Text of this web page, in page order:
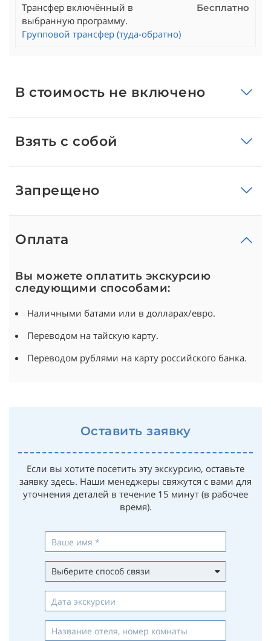
Трансфер включённый в
выбранную программу.
Групповой трансфер (туда-обратно)
Бесплатно
В стоимость не включено
Взять с собой
Запрещено
Оплата
Вы можете оплатить экскурсию
следующими способами:
Наличными батами или в долларах/евро.
Переводом на тайскую карту.
Переводом рублями на карту российского банка.
Оставить заявку
Если вы хотите посетить эту экскурсию, оставьте
заявку здесь. Наши менеджеры свяжутся с вами для
уточнения деталей в течение 15 минут (в рабочее
время).
Выберите способ связи